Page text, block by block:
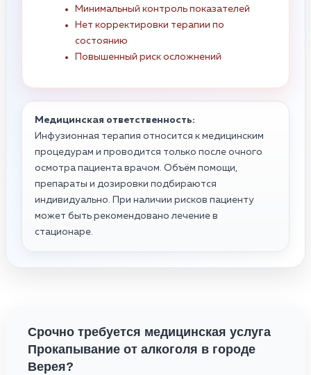
Минимальный контроль показателей
Нет корректировки терапии по
состоянию
Повышенный риск осложнений
Медицинская ответственность:
Инфузионная терапия относится к медицинским
процедурам и проводится только после очного
осмотра пациента врачом. Объём помощи,
препараты и дозировки подбираются
индивидуально. При наличии рисков пациенту
может быть рекомендовано лечение в
стационаре.
Срочно требуется медицинская услуга
Прокапывание от алкоголя в городе
Верея?